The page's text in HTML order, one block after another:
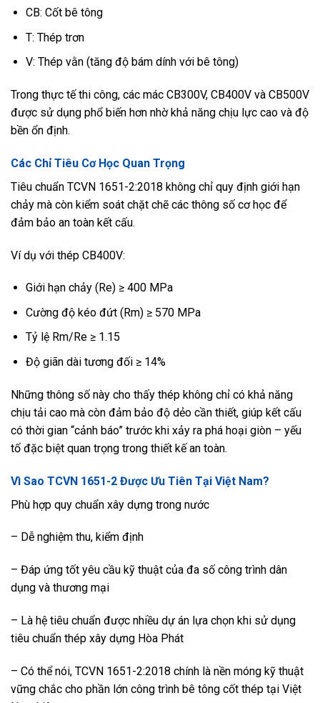
CB: Cốt bê tông
T: Thép trơn
V: Thép vằn (tăng độ bám dính với bê tông)
Trong thực tế thi công, các mác CB300V, CB400V và CB500V
được sử dụng phổ biến hơn nhờ khả năng chịu lực cao và độ
bền ổn định.
Các Chỉ Tiêu Cơ Học Quan Trọng
Tiêu chuẩn TCVN 1651-2:2018 không chỉ quy định giới hạn
chảy mà còn kiểm soát chặt chẽ các thông số cơ học để
đảm bảo an toàn kết cấu.
Ví dụ với thép CB400V:
Giới hạn chảy (Re) ≥ 400 MPa
Cường độ kéo đứt (Rm) ≥ 570 MPa
Tỷ lệ Rm/Re ≥ 1.15
Độ giãn dài tương đối ≥ 14%
Những thông số này cho thấy thép không chỉ có khả năng
chịu tải cao mà còn đảm bảo độ dẻo cần thiết, giúp kết cấu
có thời gian “cảnh báo” trước khi xảy ra phá hoại giòn – yếu
tố đặc biệt quan trọng trong thiết kế an toàn.
Vì Sao TCVN 1651-2 Được Ưu Tiên Tại Việt Nam?
Phù hợp quy chuẩn xây dựng trong nước
– Dễ nghiệm thu, kiểm định
– Đáp ứng tốt yêu cầu kỹ thuật của đa số công trình dân
dụng và thương mại
– Là hệ tiêu chuẩn được nhiều dự án lựa chọn khi sử dụng
tiêu chuẩn thép xây dựng Hòa Phát
– Có thể nói, TCVN 1651-2:2018 chính là nền móng kỹ thuật
vững chắc cho phần lớn công trình bê tông cốt thép tại Việt